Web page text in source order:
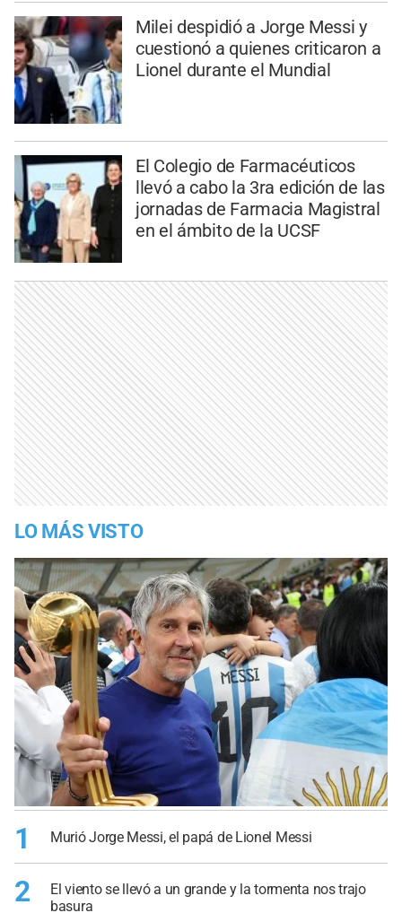
Milei despidió a Jorge Messi y
cuestionó a quienes criticaron a
Lionel durante el Mundial
El Colegio de Farmacéuticos
llevó a cabo la 3ra edición de las
jornadas de Farmacia Magistral
en el ámbito de la UCSF
LO MÁS VISTO
1 Murió Jorge Messi, el papá de Lionel Messi
2
El viento se llevó a un grande y la tormenta nos trajo
basura